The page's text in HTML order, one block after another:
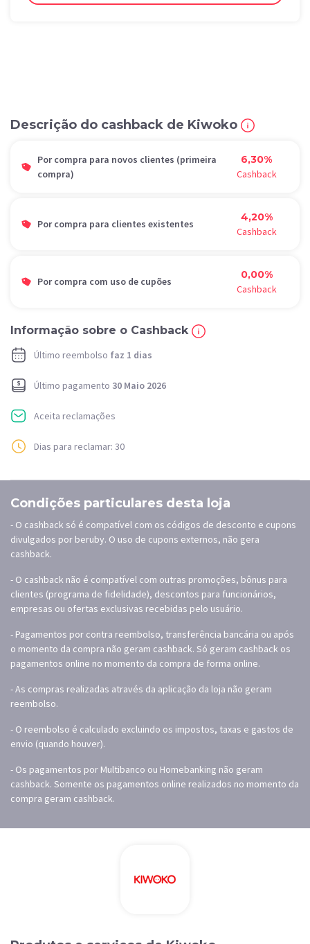
Descrição do cashback de Kiwoko
Por compra para novos clientes (primeira
compra)
6,30%
Cashback
Por compra para clientes existentes
4,20%
Cashback
Por compra com uso de cupões
0,00%
Cashback
Informação sobre o Cashback
Último reembolso faz 1 dias
Último pagamento 30 Maio 2026
Aceita reclamações
Dias para reclamar: 30
Condições particulares desta loja
- O cashback só é compatível com os códigos de desconto e cupons
divulgados por beruby. O uso de cupons externos, não gera
cashback.
- O cashback não é compatível com outras promoções, bônus para
clientes (programa de fidelidade), descontos para funcionários,
empresas ou ofertas exclusivas recebidas pelo usuário.
- Pagamentos por contra reembolso, transferência bancária ou após
o momento da compra não geram cashback. Só geram cashback os
pagamentos online no momento da compra de forma online.
- As compras realizadas através da aplicação da loja não geram
reembolso.
- O reembolso é calculado excluindo os impostos, taxas e gastos de
envio (quando houver).
- Os pagamentos por Multibanco ou Homebanking não geram
cashback. Somente os pagamentos online realizados no momento da
compra geram cashback.